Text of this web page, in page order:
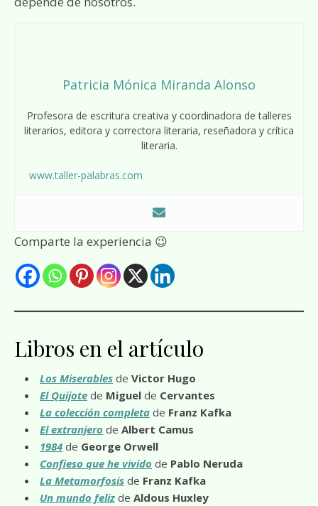
Patricia Mónica Miranda Alonso
Profesora de escritura creativa y coordinadora de talleres
literarios, editora y correctora literaria, reseñadora y crítica
literaria.
www.taller-palabras.com
Comparte la experiencia 😉
Libros en el artículo
Los Miserables de Victor Hugo
El Quijote de Miguel de Cervantes
La colección completa de Franz Kafka
El extranjero de Albert Camus
1984 de George Orwell
Confieso que he vivido de Pablo Neruda
La Metamorfosis de Franz Kafka
Un mundo feliz de Aldous Huxley